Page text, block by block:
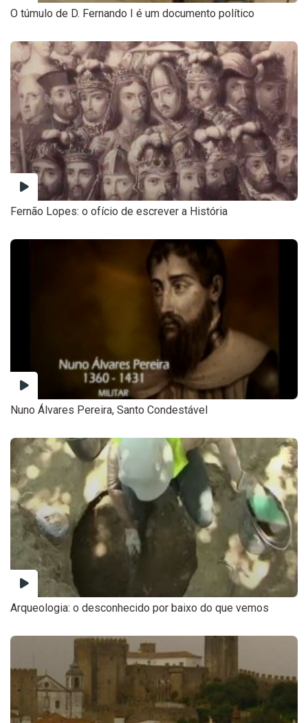
O túmulo de D. Fernando I é um documento político
Fernão Lopes: o ofício de escrever a História
Nuno Álvares Pereira, Santo Condestável
Arqueologia: o desconhecido por baixo do que vemos